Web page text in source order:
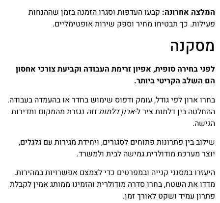
המלצה אחרונה: קבעו העדפות וסגרו הזמנה בזמן שההנחות
פעילות. כך תבטיחו מחיר וספק שירות אופטימליים.
מסקנה
לפני בחירה סופית, אפיון זרימת העבודה וקביעת צורכי אחסון
הם השלב הקריטי ביותר.
בחרו ארון לפי גודל, עומק ודפוס שימוש בחדר או בהעמדה בעבודה.
ההחלטה בין דלתות ציר ל-ארון דלתות זזה נגזרת מהמקום ותדירות
הגישה.
שילוב בין פתרונות פתוחים לסגורים, ויחידת מגירות עם גלגלים,
יוצר מערכת מודולרית גמישה לבית ולמשרד.
היעזרו במסנני קנייה ובמפרטים כדי לצמצם אפשרויות במהירות.
מדדו את השטח, בחרו סדרה מודולרית והזמינו ממותג אמין לקבלת
פתרון עמיד ושקט לאורך זמן.